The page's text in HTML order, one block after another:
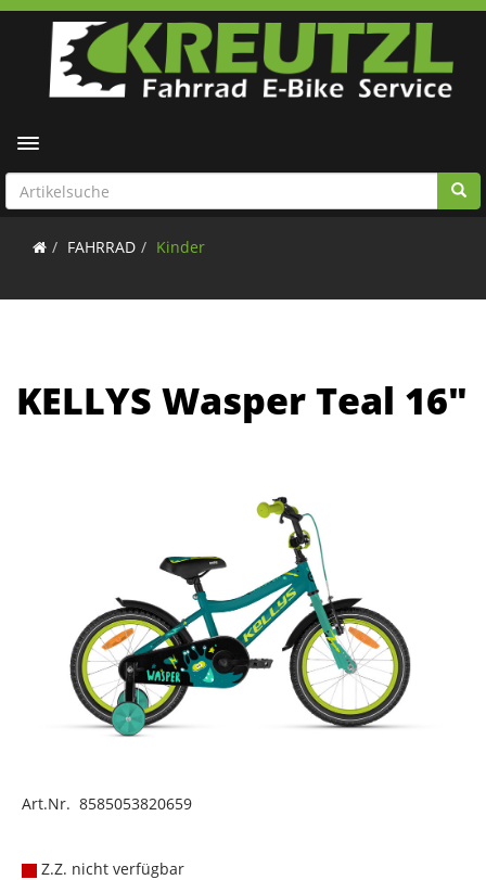
Toggle navigation
FAHRRAD Kinder
KELLYS Wasper Teal 16"
Art.Nr. 8585053820659
Z.Z. nicht verfügbar